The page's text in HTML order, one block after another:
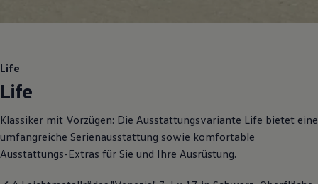
Räder und Reifen
Transport
Entertainment und Elektronik
Individualisieren
Wallbox und Ladekabel
Digitale Extras
Life
Life
Klassiker mit Vorzügen: Die Ausstattungsvariante Life bietet eine
umfangreiche Serienausstattung sowie komfortable
Ausstattungs-Extras für Sie und Ihre Ausrüstung.